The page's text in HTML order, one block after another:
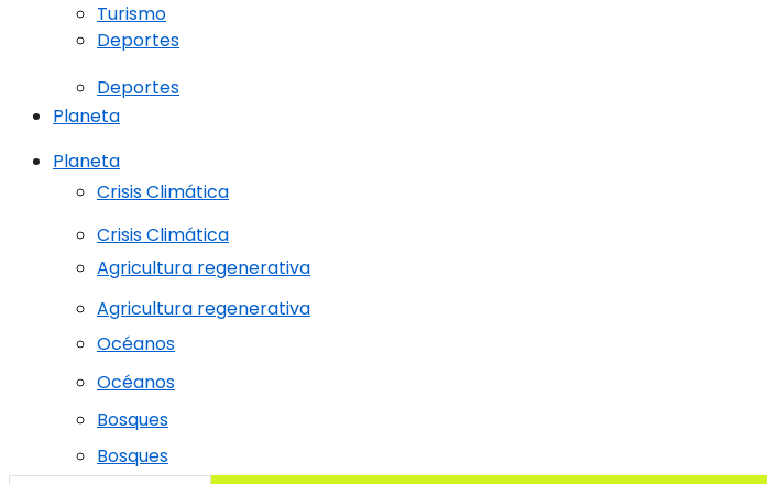
Deportes
Planeta
Crisis Climática
Agricultura regenerativa
Océanos
Bosques
Turismo
Deportes
Planeta
Crisis Climática
Agricultura regenerativa
Océanos
Bosques